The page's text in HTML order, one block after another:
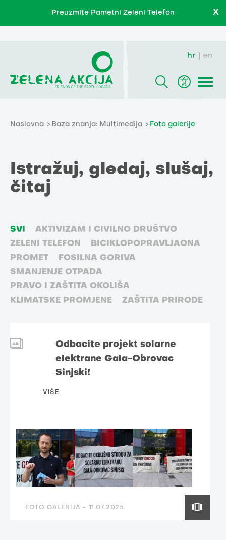
Preuzmite Pametni Zeleni Telefon X
hr en
Naslovna Baza znanja: Multimedija Foto galerije
Istražuj, gledaj, slušaj,
čitaj
SVI
AKTIVIZAM I CIVILNO DRUŠTVO
ZELENI TELEFON
BICIKLOPOPRAVLJAONA
PROMET
FOSILNA GORIVA
SMANJENJE OTPADA
PRAVO I ZAŠTITA OKOLIŠA
KLIMATSKE PROMJENE
ZAŠTITA PRIRODE
Odbacite projekt solarne
elektrane Gala-Obrovac
Sinjski!
VIŠE
FOTO GALERIJA - 11.07.2025.